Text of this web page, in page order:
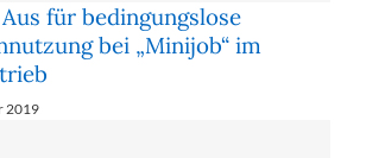
für bedingungslose
bei „Minijob“ im
2019